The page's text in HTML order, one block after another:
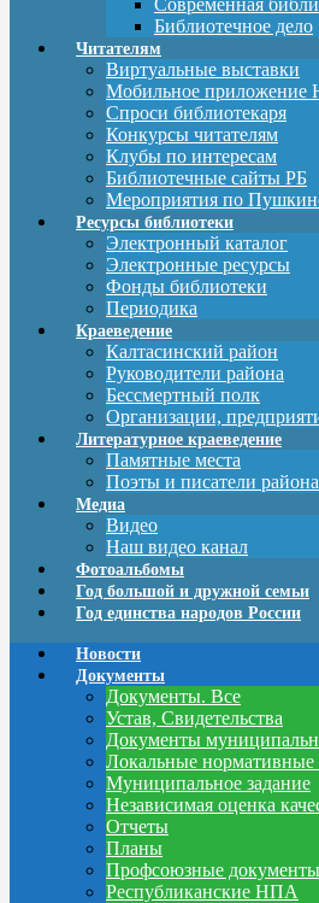
Современная
Библиотечное дело
Читателям
Виртуальные выставки
Мобильное приложение
Спроси библиотекаря
Конкурсы читателям
Клубы по интересам
Библиотечные сайты РБ
Мероприятия по
Ресурсы библиотеки
Электронный каталог
Электронные ресурсы
Фонды библиотеки
Периодика
Краеведение
Калтасинский район
Руководители района
Бессмертный полк
Организации,
Литературное краеведение
Памятные места
Поэты и писатели района
Медиа
Видео
Наш видео канал
Фотоальбомы
Год большой и дружной семьи
Год единства народов России
Новости
Документы
Документы. Все
Устав, Свидетельства
Документы
Локальные нормативные
Муниципальное задание
Независимая оценка
Отчеты
Планы
Профсоюзные документы
Республиканские НПА